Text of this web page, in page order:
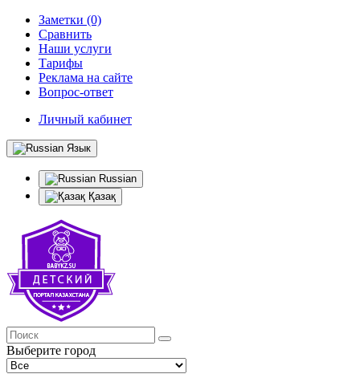
Заметки (0)
Сравнить
Наши услуги
Тарифы
Реклама на сайте
Вопрос-ответ
Личный кабинет
Язык
Russian
Қазақ
Выберите город